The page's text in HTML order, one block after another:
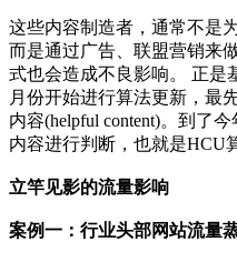
这些内容制造者，通常不是
而是通过广告、联盟营销来
式也会造成不良影响。 正是
月份开始进行算法更新，最
内容(helpful content)。到了
内容进行判断，也就是HCU
立竿见影的流量影响
案例一：行业头部网站流量